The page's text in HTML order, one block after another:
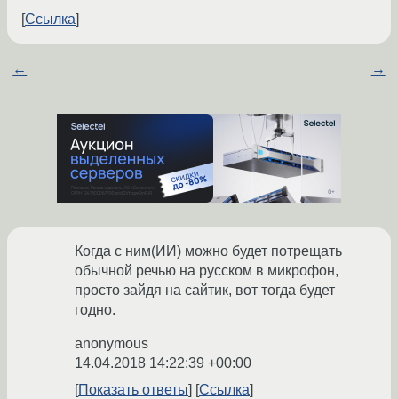
Ссылка
← →
Когда с ним(ИИ) можно будет потрещать
обычной речью на русском в микрофон,
просто зайдя на сайтик, вот тогда будет
годно.
anonymous
14.04.2018 14:22:39 +00:00
Показать ответы
Ссылка